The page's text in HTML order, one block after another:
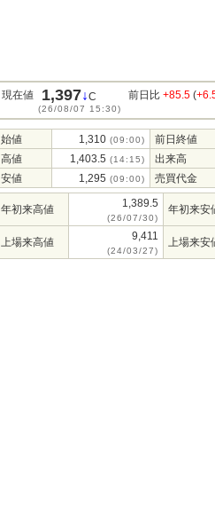
現在値 1,397↓C
(26/08/07 15:30)
前日比 +85.5 (
始値 1,310 (09:00)
前日終値
高値
1,403.5 (14:15)
出来高
安値
1,295 (09:00) 売買代金
年初来高値 1,389.5
(26/07/30)
年初来安
上場来高値 9,411
(24/03/27)
上場来安